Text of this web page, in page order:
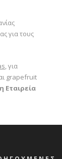
για τους
, για
grapefruit
Εταιρεία